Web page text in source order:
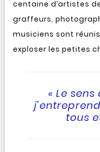
centaine d’artistes
graffeurs,
musiciens sont
exploser les petites
« Le
tous